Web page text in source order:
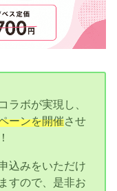
ラボが実現し、
ーンを開催させ
込みをいただけ
すので、是非お